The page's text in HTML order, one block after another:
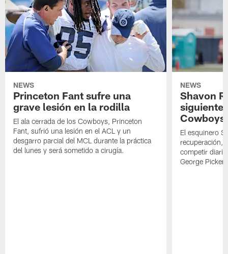
NEWS
Princeton Fant sufre una
grave lesión en la rodilla
El ala cerrada de los Cowboys, Princeton
Fant, sufrió una lesión en el ACL y un
desgarro parcial del MCL durante la práctica
del lunes y será sometido a cirugía.
NEWS
Shavon
siguiente
Cowboys
El esquinero
recuperación,
competir
George